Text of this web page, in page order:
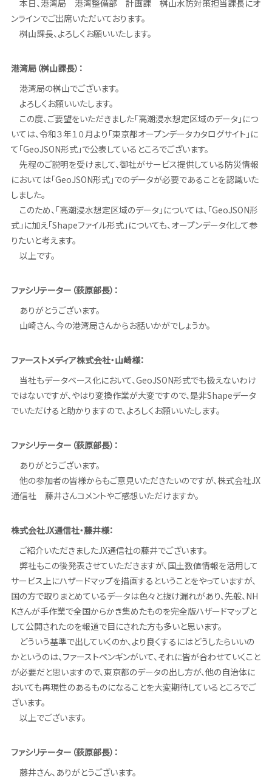
本日、港湾局 港湾整備部 計画課 桝山水防対策担当課長にオ
ンラインでご出席いただいております。
桝山課長、よろしくお願いいたします。
港湾局（桝山課長）：
港湾局の桝山でございます。
よろしくお願いいたします。
この度、ご要望をいただきました「高潮浸水想定区域のデータ」につ
いては、令和３年１０月より「東京都オープンデータカタログサイト」に
て「GeoJSON形式」で公表しているところでございます。
先程のご説明を受けまして、御社がサービス提供している防災情報
においては「GeoJSON形式」でのデータが必要であることを認識いた
しました。
このため、「高潮浸水想定区域のデータ」については、「GeoJSON形
式」に加え「Shapeファイル形式」についても、オープンデータ化して参
りたいと考えます。
以上です。
ファシリテーター（荻原部長）：
ありがとうございます。
山崎さん、今の港湾局さんからお話いかがでしょうか。
ファーストメディア株式会社・山崎様：
当社もデータベース化において、GeoJSON形式でも扱えないわけ
ではないですが、やはり変換作業が大変ですので、是非Shapeデータ
でいただけると助かりますので、よろしくお願いいたします。
ファシリテーター（荻原部長）：
ありがとうございます。
他の参加者の皆様からもご意見いただきたいのですが、株式会社JX
通信社 藤井さんコメントやご感想いただけますか。
株式会社JX通信社・藤井様：
ご紹介いただきましたJX通信社の藤井でございます。
弊社もこの後発表させていただきますが、国土数値情報を活用して
サービス上にハザードマップを描画するということをやっていますが、
国の方で取りまとめているデータは色々と抜け漏れがあり、先般、NH
Kさんが手作業で全国からかき集めたものを完全版ハザードマップと
して公開されたのを報道で目にされた方も多いと思います。
どういう基準で出していくのか、より良くするにはどうしたらいいの
かというのは、ファーストペンギンがいて、それに皆が合わせていくこと
が必要だと思いますので、東京都のデータの出し方が、他の自治体に
おいても再現性のあるものになることを大変期待しているところでご
ざいます。
以上でございます。
ファシリテーター（荻原部長）：
藤井さん、ありがとうございます。